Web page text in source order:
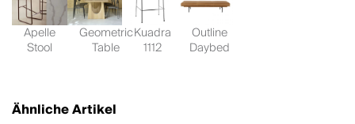
Apelle
Stool
Geometric
Table
Kuadra
1112
Outline
Daybed
Ähnliche Artikel